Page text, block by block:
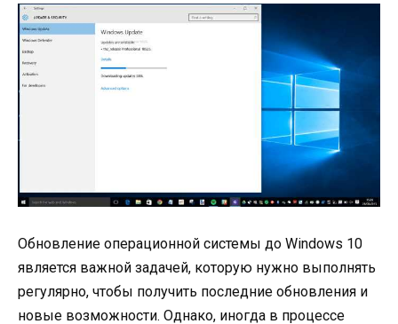
Обновление операционной системы до Windows 10
является важной задачей, которую нужно выполнять
регулярно, чтобы получить последние обновления и
новые возможности. Однако, иногда в процессе